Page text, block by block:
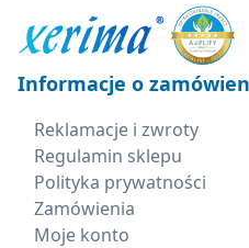
Informacje o
Reklamacje i zwroty
Regulamin sklepu
Polityka prywatności
Zamówienia
Moje konto